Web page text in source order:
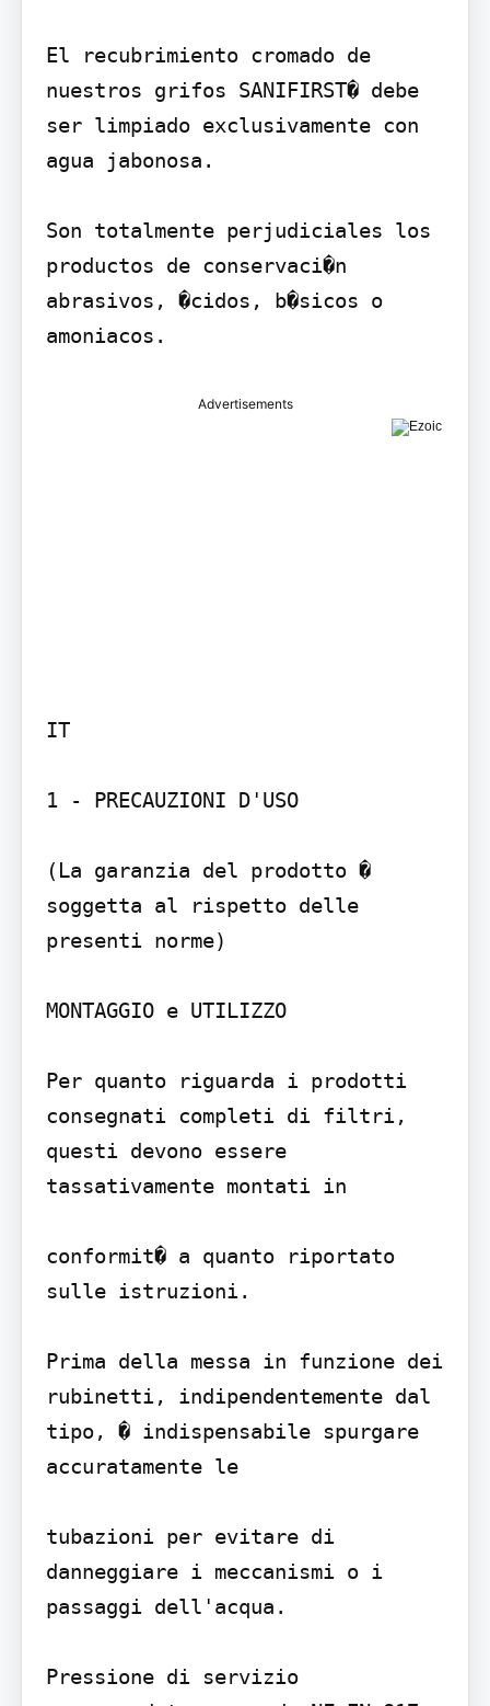
El recubrimiento cromado de
nuestros grifos SANIFIRST� debe
ser limpiado exclusivamente con
agua jabonosa.
Son totalmente perjudiciales los
productos de conservaci�n
abrasivos, �cidos, b�sicos o
Advertisements
IT
1 - PRECAUZIONI D'USO
(La garanzia del prodotto �
soggetta al rispetto delle
presenti norme)
MONTAGGIO e UTILIZZO
Per quanto riguarda i prodotti
consegnati completi di filtri,
questi devono essere
tassativamente montati in
conformit� a quanto riportato
sulle istruzioni.
Prima della messa in funzione dei
rubinetti, indipendentemente dal
tipo, � indispensabile spurgare
accuratamente le
tubazioni per evitare di
danneggiare i meccanismi o i
passaggi dell'acqua.
Pressione di servizio